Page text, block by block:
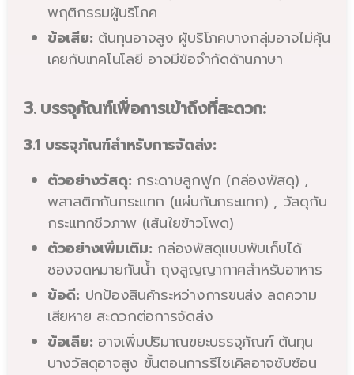
พฤติกรรมผู้บริโภค
ข้อเสีย: ต้นทุนอาจสูง ผู้บริโภคบางกลุ่มอาจไม่คุ้น
เคยกับเทคโนโลยี อาจมีข้อจำกัดด้านภาษา
3. บรรจุภัณฑ์เพื่อการเข้าถึงที่สะดวก:
3.1 บรรจุภัณฑ์สำหรับการจัดส่ง:
ตัวอย่างวัสดุ: กระดาษลูกฟูก (กล่องพัสดุ) ,
พลาสติกกันกระแทก (แผ่นกันกระแทก) , วัสดุกัน
กระแทกชีวภาพ (เส้นใยข้าวโพด)
ตัวอย่างเพิ่มเติม: กล่องพัสดุแบบพับเก็บได้
ซองจดหมายกันน้ำ ถุงสูญญากาศสำหรับอาหาร
ข้อดี: ปกป้องสินค้าระหว่างการขนส่ง ลดความ
เสียหาย สะดวกต่อการจัดส่ง
ข้อเสีย: อาจเพิ่มปริมาณขยะบรรจุภัณฑ์ ต้นทุน
บางวัสดุอาจสูง ขั้นตอนการรีไซเคิลอาจซับซ้อน